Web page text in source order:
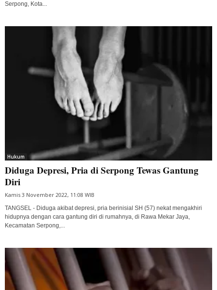
Serpong, Kota...
Hukum
Diduga Depresi, Pria di Serpong Tewas Gantung
Diri
Kamis 3 November 2022, 11:08 WIB
TANGSEL - Diduga akibat depresi, pria berinisial SH (57) nekat mengakhiri
hidupnya dengan cara gantung diri di rumahnya, di Rawa Mekar Jaya,
Kecamatan Serpong,...